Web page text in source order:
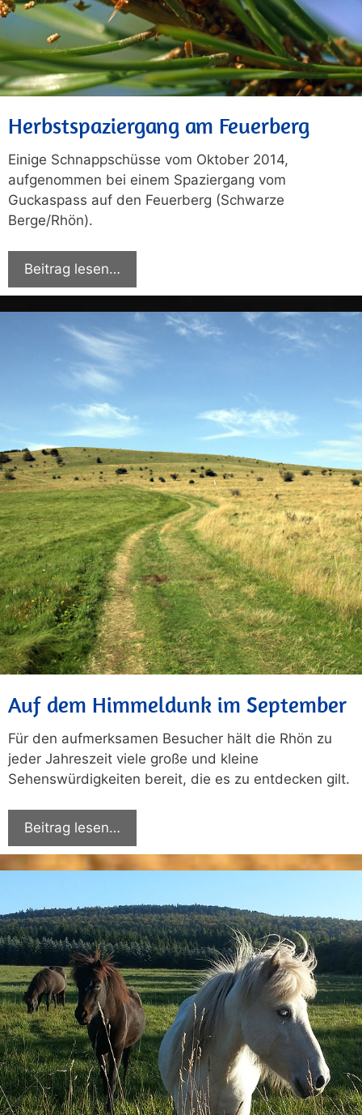
Herbstspaziergang am Feuerberg
Einige Schnappschüsse vom Oktober 2014,
aufgenommen bei einem Spaziergang vom
Guckaspass auf den Feuerberg (Schwarze
Berge/Rhön).
Beitrag lesen…
Auf dem Himmeldunk im September
Für den aufmerksamen Besucher hält die Rhön zu
jeder Jahreszeit viele große und kleine
Sehenswürdigkeiten bereit, die es zu entdecken gilt.
Beitrag lesen…